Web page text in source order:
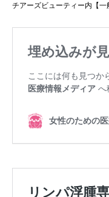
チアーズビューティー内【一